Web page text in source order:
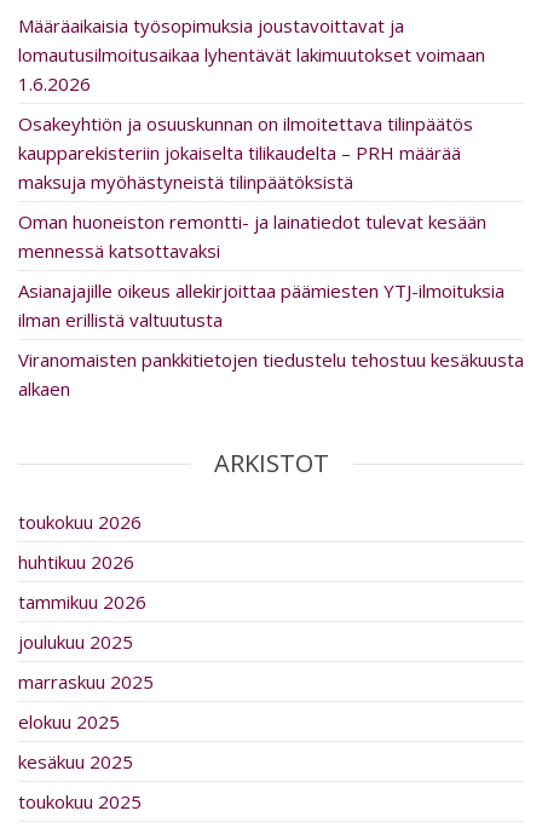
Määräaikaisia työsopimuksia joustavoittavat ja
lomautusilmoitusaikaa lyhentävät lakimuutokset voimaan
1.6.2026
Osakeyhtiön ja osuuskunnan on ilmoitettava tilinpäätös
kaupparekisteriin jokaiselta tilikaudelta – PRH määrää
maksuja myöhästyneistä tilinpäätöksistä
Oman huoneiston remontti- ja lainatiedot tulevat kesään
mennessä katsottavaksi
Asia­na­ja­jille oikeus al­le­kir­joit­taa päämiesten YTJ-ilmoituksia
ilman erillistä valtuutusta
Viranomaisten pankkitietojen tiedustelu tehostuu kesäkuusta
alkaen
ARKISTOT
toukokuu 2026
huhtikuu 2026
tammikuu 2026
joulukuu 2025
marraskuu 2025
elokuu 2025
kesäkuu 2025
toukokuu 2025